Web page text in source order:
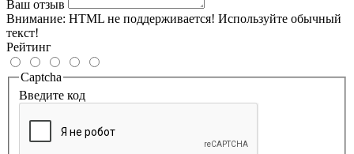
Ваш отзыв
Внимание: HTML не поддерживается! Используйте обычный
текст!
Рейтинг
Captcha
Введите код